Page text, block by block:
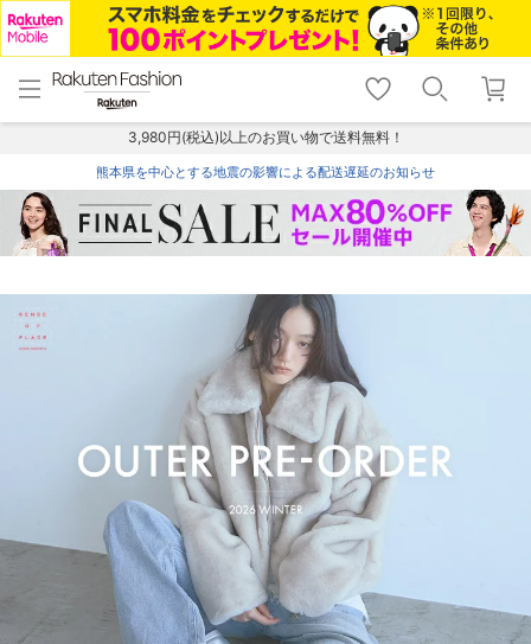
menu home
トップ
shopping_cart lock_outline
ログイン
3,980円(税込)以上のお買い物で送料無料！
熊本県を中心とする地震の影響による配送遅延のお知らせ